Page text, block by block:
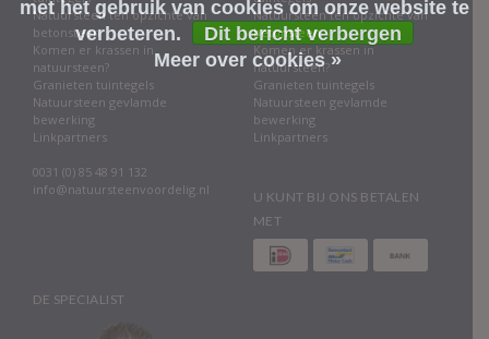
Natuursteen ten opzichte van
betonsteen
Komen er krassen in
natuursteen?
Granieten tuintegels
Natuursteen gevlamde
bewerking
Linkpartners
0031 (0) 85 48 91 132
info@natuursteenvoordelig.nl
Natuursteen ten opzichte van
betonsteen
Komen er krassen in
natuursteen?
Granieten tuintegels
Natuursteen gevlamde
bewerking
Linkpartners
U KUNT BIJ ONS BETALEN
MET
DE SPECIALIST
met het gebruik van cookies om onze website te
verbeteren.
Dit bericht verbergen
Meer over cookies »